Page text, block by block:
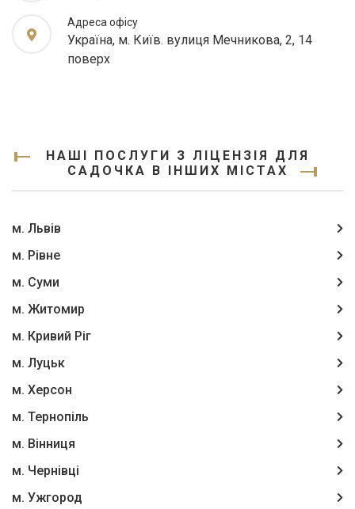
Адреса офісу
Україна, м. Київ. вулиця Мечникова, 2, 14
поверх
НАШІ ПОСЛУГИ З ЛІЦЕНЗІЯ ДЛЯ
САДОЧКА В ІНШИХ МІСТАХ
м. Львів
м. Рівне
м. Суми
м. Житомир
м. Кривий Ріг
м. Луцьк
м. Херсон
м. Тернопіль
м. Вінниця
м. Чернівці
м. Ужгород